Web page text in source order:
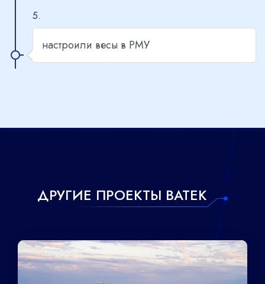
5.
настроили весы в РМУ
ДРУГИЕ ПРОЕКТЫ ВАТЕК